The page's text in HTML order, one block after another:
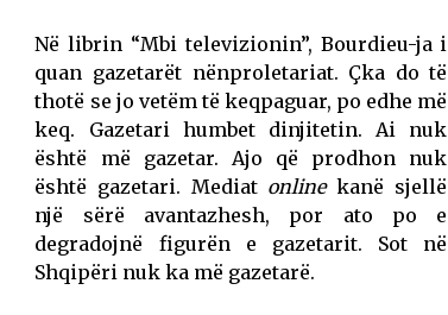
Në librin “Mbi televizionin”, Bourdieu-ja i
quan gazetarët nënproletariat. Çka do të
thotë se jo vetëm të keqpaguar, po edhe më
keq. Gazetari humbet dinjitetin. Ai nuk
është më gazetar. Ajo që prodhon nuk
është gazetari. Mediat onlinekanë sjellë
një sërë avantazhesh, por ato po e
degradojnë figurën e gazetarit. Sot në
Shqipëri nuk ka më gazetarë.